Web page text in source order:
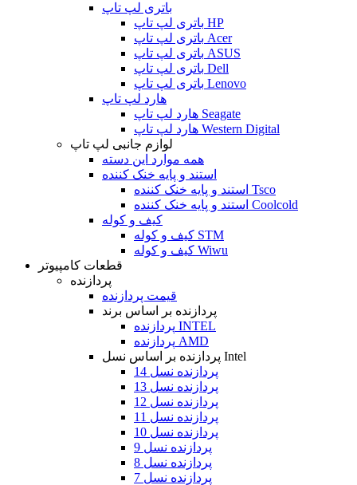
باتری لپ تاپ
باتری لپ تاپ HP
باتری لپ تاپ Acer
باتری لپ تاپ ASUS
باتری لپ تاپ Dell
باتری لپ تاپ Lenovo
هارد لپ تاپ
هارد لپ تاپ Seagate
هارد لپ تاپ Western Digital
لوازم جانبی لپ تاپ
همه موارد این دسته
استند و پایه خنک کننده
استند و پایه خنک کننده Tsco
استند و پایه خنک کننده Coolcold
کیف و کوله
کیف و کوله STM
کیف و کوله Wiwu
قطعات کامپیوتر
پردازنده
قیمت پردازنده
پردازنده بر اساس برند
پردازنده INTEL
پردازنده AMD
پردازنده بر اساس نسل Intel
پردازنده نسل 14
پردازنده نسل 13
پردازنده نسل 12
پردازنده نسل 11
پردازنده نسل 10
پردازنده نسل 9
پردازنده نسل 8
پردازنده نسل 7